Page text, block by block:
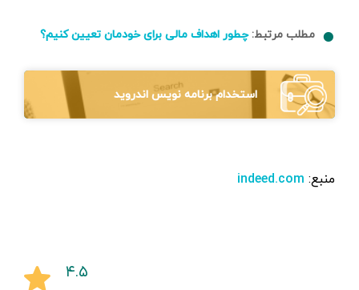
مطلب مرتبط:چطور اهداف مالی برای خودمان تعیین کنیم؟
استخدام برنامه نویس اندروید
منبع: indeed.com
۴.۵